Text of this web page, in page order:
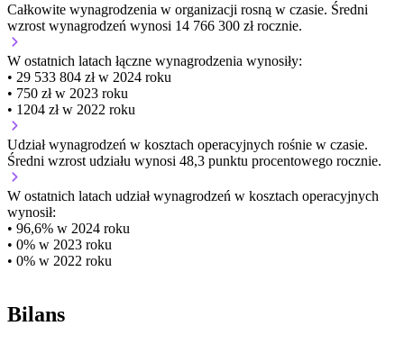
Całkowite wynagrodzenia w organizacji rosną w czasie. Średni
wzrost wynagrodzeń wynosi 14 766 300 zł rocznie.
W ostatnich latach łączne wynagrodzenia wynosiły:
• 29 533 804 zł w 2024 roku
• 750 zł w 2023 roku
• 1204 zł w 2022 roku
Udział wynagrodzeń w kosztach operacyjnych rośnie w czasie.
Średni wzrost udziału wynosi 48,3 punktu procentowego rocznie.
W ostatnich latach udział wynagrodzeń w kosztach operacyjnych
wynosił:
• 96,6% w 2024 roku
• 0% w 2023 roku
• 0% w 2022 roku
Bilans